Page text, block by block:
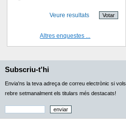
Veure resultats
Altres enquestes ...
Subscriu-t'hi
Envia'ns la teva adreça de correu electrònic si vols
rebre setmanalment els titulars més destacats!